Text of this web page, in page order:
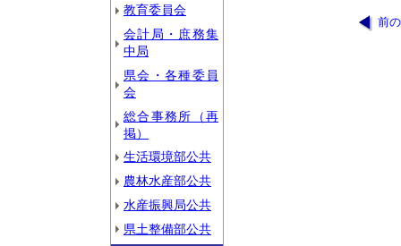
教育委員会
会計局・庶務集
中局
県会・各種委員
会
総合事務所（再
掲）
生活環境部公共
農林水産部公共
水産振興局公共
県土整備部公共
前